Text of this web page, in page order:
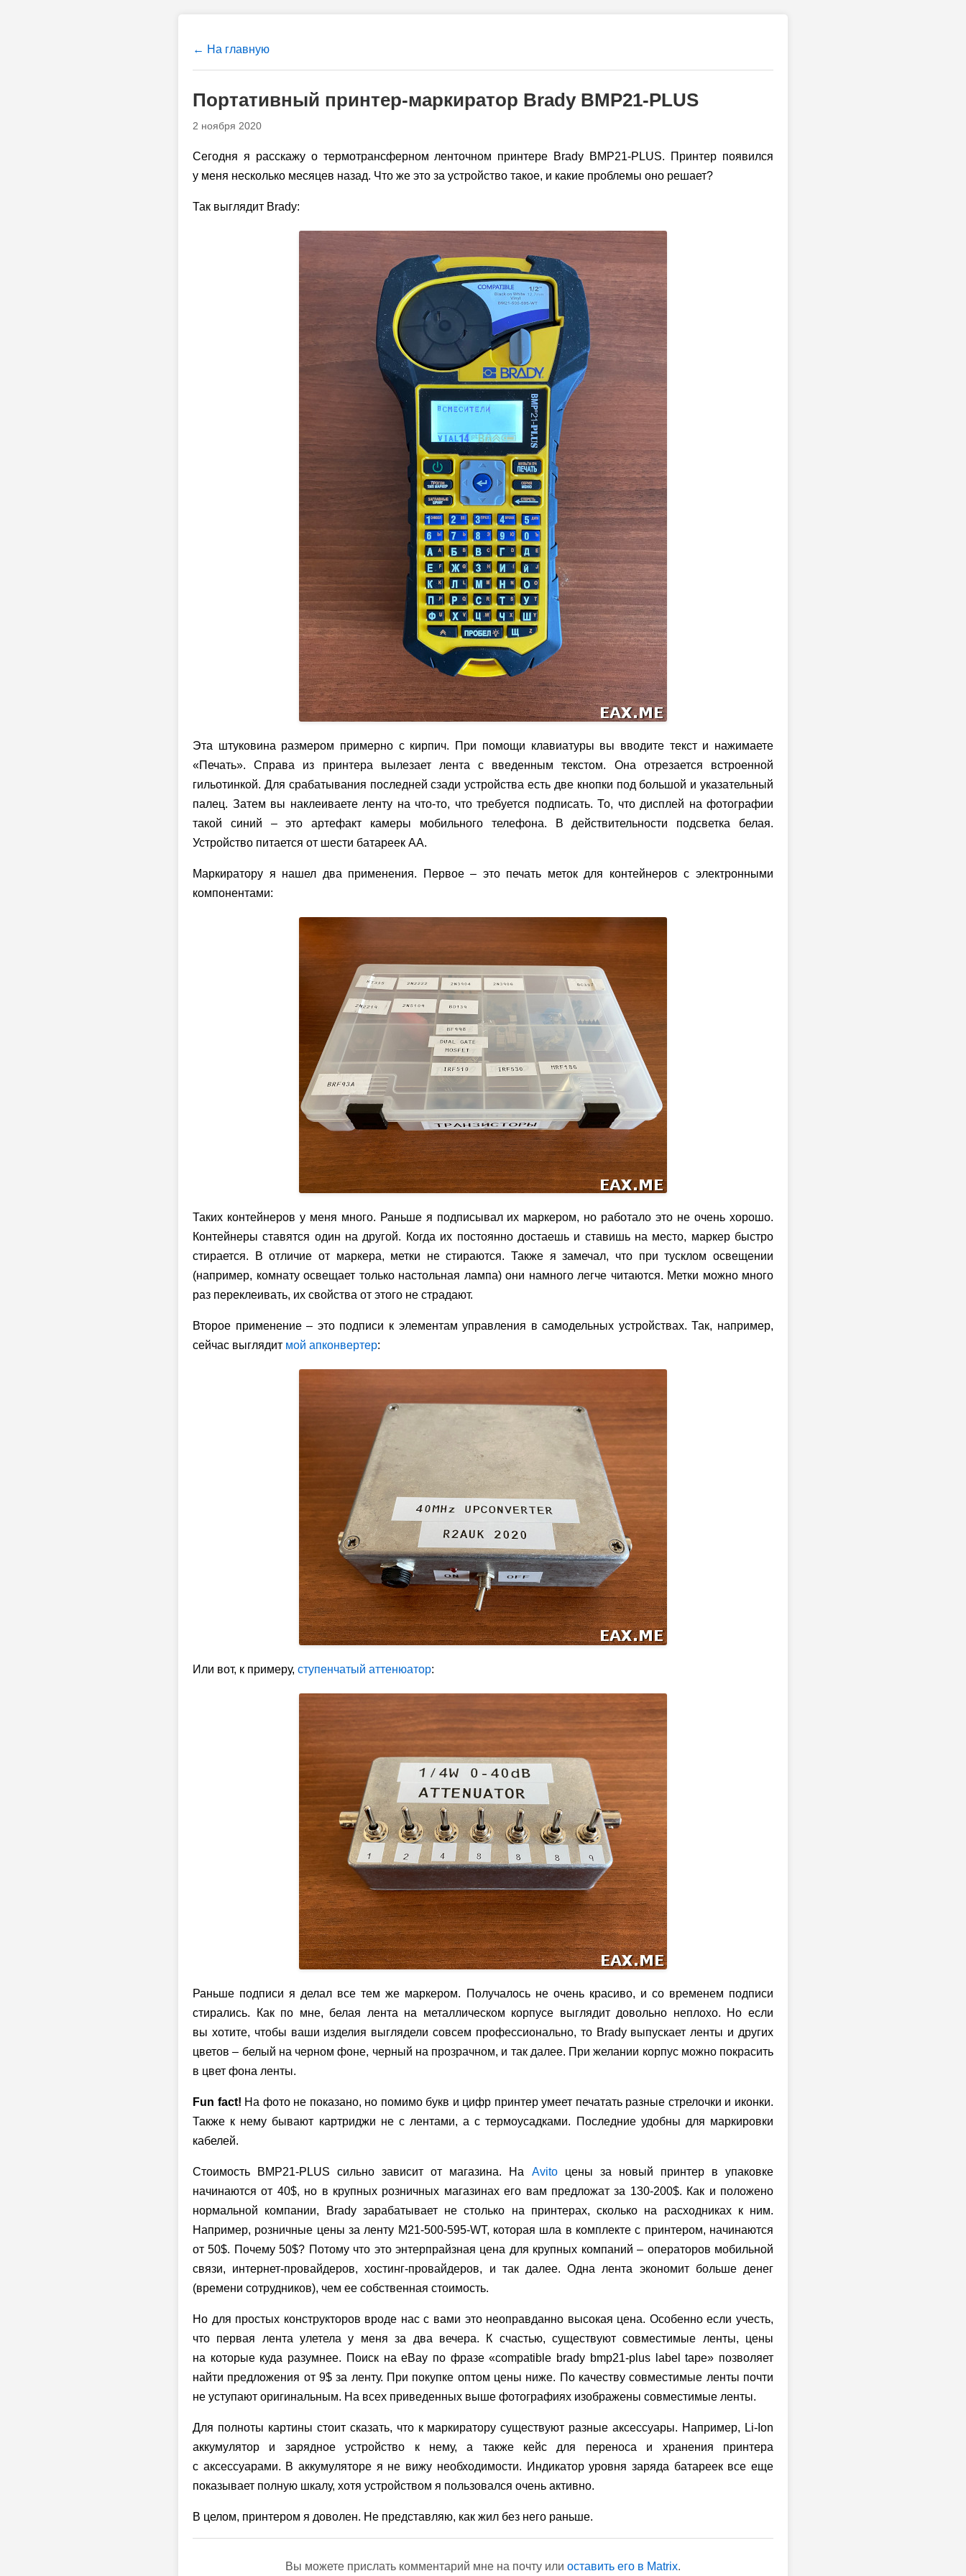
← На главную
Портативный принтер-маркиратор Brady BMP21-PLUS
2 ноября 2020
Сегодня я расскажу о термотрансферном ленточном принтере Brady BMP21-PLUS. Принтер появился
у меня несколько месяцев назад. Что же это за устройство такое, и какие проблемы оно решает?
Так выглядит Brady:
Эта штуковина размером примерно с кирпич. При помощи клавиатуры вы вводите текст и нажимаете
«Печать». Справа из принтера вылезает лента с введенным текстом. Она отрезается встроенной
гильотинкой. Для срабатывания последней сзади устройства есть две кнопки под большой и указательный
палец. Затем вы наклеиваете ленту на что-то, что требуется подписать. То, что дисплей на фотографии
такой синий – это артефакт камеры мобильного телефона. В действительности подсветка белая.
Устройство питается от шести батареек AA.
Маркиратору я нашел два применения. Первое – это печать меток для контейнеров с электронными
компонентами:
Таких контейнеров у меня много. Раньше я подписывал их маркером, но работало это не очень хорошо.
Контейнеры ставятся один на другой. Когда их постоянно достаешь и ставишь на место, маркер быстро
стирается. В отличие от маркера, метки не стираются. Также я замечал, что при тусклом освещении
(например, комнату освещает только настольная лампа) они намного легче читаются. Метки можно много
раз переклеивать, их свойства от этого не страдают.
Второе применение – это подписи к элементам управления в самодельных устройствах. Так, например,
сейчас выглядит мой апконвертер:
Или вот, к примеру, ступенчатый аттенюатор:
Раньше подписи я делал все тем же маркером. Получалось не очень красиво, и со временем подписи
стирались. Как по мне, белая лента на металлическом корпусе выглядит довольно неплохо. Но если
вы хотите, чтобы ваши изделия выглядели совсем профессионально, то Brady выпускает ленты и других
цветов – белый на черном фоне, черный на прозрачном, и так далее. При желании корпус можно покрасить
в цвет фона ленты.
Fun fact! На фото не показано, но помимо букв и цифр принтер умеет печатать разные стрелочки и иконки.
Также к нему бывают картриджи не с лентами, а с термоусадками. Последние удобны для маркировки
кабелей.
Стоимость BMP21-PLUS сильно зависит от магазина. На Avitoцены за новый принтер в упаковке
начинаются от 40$, но в крупных розничных магазинах его вам предложат за 130-200$. Как и положено
нормальной компании, Brady зарабатывает не столько на принтерах, сколько на расходниках к ним.
Например, розничные цены за ленту M21-500-595-WT, которая шла в комплекте с принтером, начинаются
от 50$. Почему 50$? Потому что это энтерпрайзная цена для крупных компаний – операторов мобильной
связи, интернет-провайдеров, хостинг-провайдеров, и так далее. Одна лента экономит больше денег
(времени сотрудников), чем ее собственная стоимость.
Но для простых конструкторов вроде нас с вами это неоправданно высокая цена. Особенно если учесть,
что первая лента улетела у меня за два вечера. К счастью, существуют совместимые ленты, цены
на которые куда разумнее. Поиск на eBay по фразе «compatible brady bmp21-plus label tape» позволяет
найти предложения от 9$ за ленту. При покупке оптом цены ниже. По качеству совместимые ленты почти
не уступают оригинальным. На всех приведенных выше фотографиях изображены совместимые ленты.
Для полноты картины стоит сказать, что к маркиратору существуют разные аксессуары. Например, Li-Ion
аккумулятор и зарядное устройство к нему, а также кейс для переноса и хранения принтера
с аксессуарами. В аккумуляторе я не вижу необходимости. Индикатор уровня заряда батареек все еще
показывает полную шкалу, хотя устройством я пользовался очень активно.
В целом, принтером я доволен. Не представляю, как жил без него раньше.
Вы можете прислать комментарий мне на почту или оставить его в Matrix.